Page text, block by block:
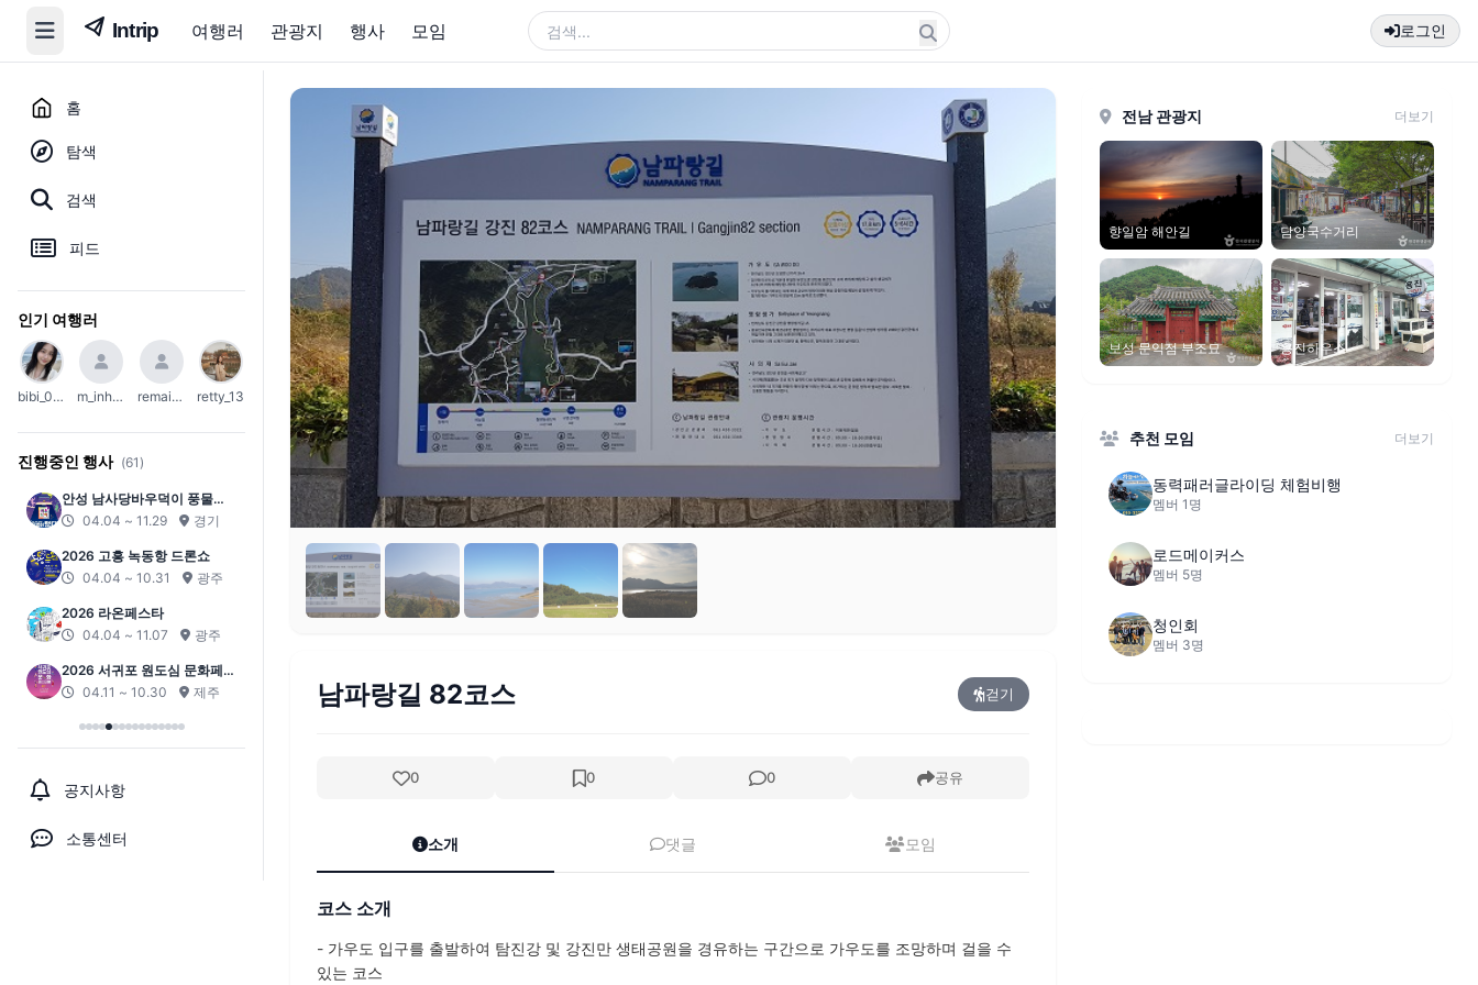
여행러 관광지 행사 모임 로그인
홈
탐색
검색
피드
인기 여행러
bibi_0203 m_inho23 remain_45 retty_13
진행중인 행사 (61)
안성 남사당바우덕이 풍물단
상설 공연 ‘곰뱅이텄다’
04.04 ~ 11.29 경기
2026 고흥 녹동항 드론쇼
04.04 ~ 10.31
광주
2026 라온페스타
04.04 ~ 11.07
광주
2026 서귀포 원도심 문화페스
티벌04.11 ~ 10.30 제주
공지사항
소통센터
남파랑길 82코스 걷기
0 0 0 공유
소개 댓글 모임
코스 소개
- 가우도 입구를 출발하여 탐진강 및 강진만 생태공원을 경유하는 구간으로 가우도를 조망하며 걸을 수
있는 코스
전남 관광지 더보기
향일암 해안길 담양국수거리
보성 문익점 부조묘 용진하우스
추천 모임 더보기
동력패러글라이딩 체험비행
멤버 1명
로드메이커스
멤버 5명
청인회
멤버 3명